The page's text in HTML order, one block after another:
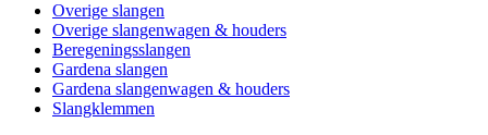
Overige slangen
Overige slangenwagen & houders
Beregeningsslangen
Gardena slangen
Gardena slangenwagen & houders
Slangklemmen